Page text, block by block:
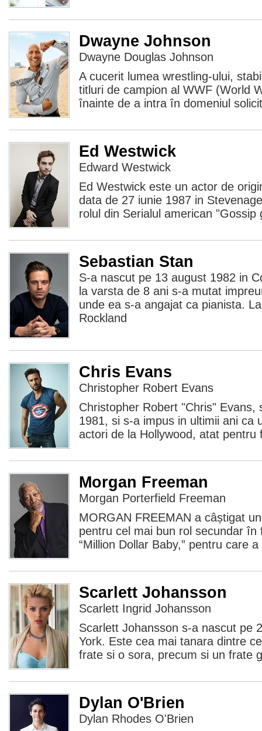
Dwayne Johnson
Dwayne Douglas Johnson
A cucerit lumea wrestling-ului,
titluri de campion al WWF (World
înainte de a intra în domeniul
Ed Westwick
Edward Westwick
Ed Westwick este un actor de
data de 27 iunie 1987 in
rolul din Serialul american "Gossip
Sebastian Stan
S-a nascut pe 13 august 1982 in
la varsta de 8 ani s-a mutat
unde ea s-a angajat ca pianista.
Rockland
Chris Evans
Christopher Robert Evans
Christopher Robert "Chris" Evans,
1981, si s-a impus in ultimii ani ca
actori de la Hollywood, atat pentru
Morgan Freeman
Morgan Porterfield Freeman
MORGAN FREEMAN a câștigat
pentru cel mai bun rol secundar în
“Million Dollar Baby,” pentru care
Scarlett Johansson
Scarlett Ingrid Johansson
Scarlett Johansson s-a nascut pe
York. Este cea mai tanara dintre
frate si o sora, precum si un frate
Dylan O'Brien
Dylan Rhodes O'Brien